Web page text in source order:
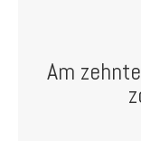
Am